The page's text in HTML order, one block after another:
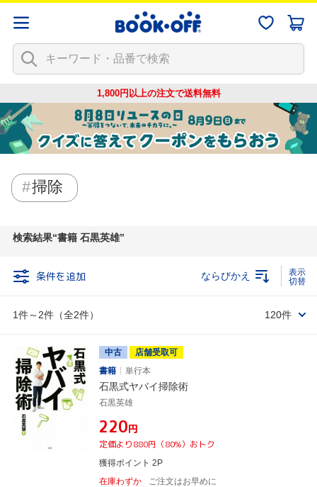
1,800円以上の注文で送料無料
掃除
検索結果 書籍 石黒英雄
条件を追加
1件～2件（全2件）
ならびかえ
120件
中古
店舗受取可
書籍
単行本
石黒式ヤバイ掃除術
石黒英雄
¥220円
定価より880円（80%）おトク
獲得ポイント 2P
在庫わずか
ご注文はお早めに